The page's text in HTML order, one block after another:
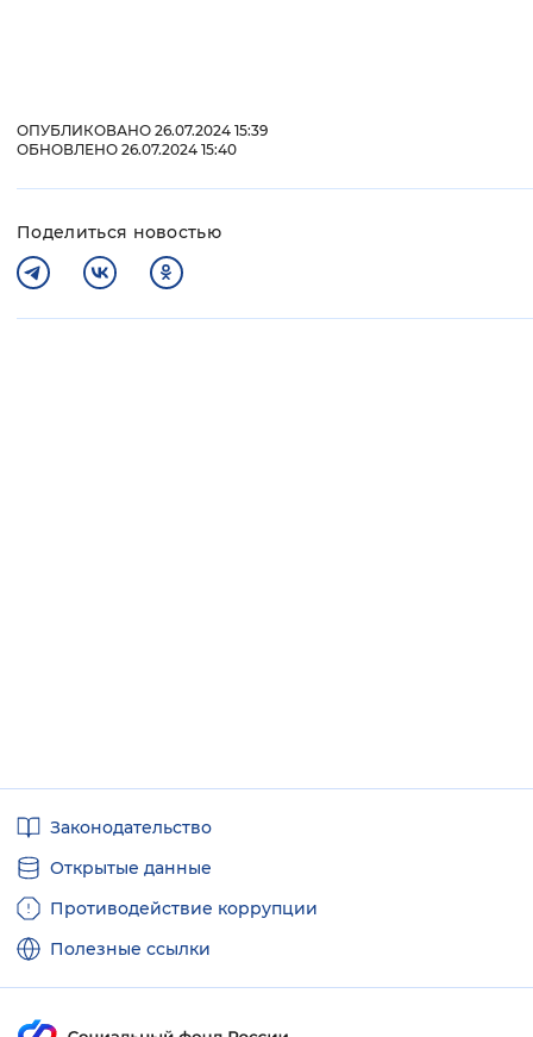
ОПУБЛИКОВАНО 26.07.2024 15:39
ОБНОВЛЕНО 26.07.2024 15:40
Поделиться новостью
ссылкиЗаконодательство
Открытые данные
Противодействие коррупции
Полезные ссылки